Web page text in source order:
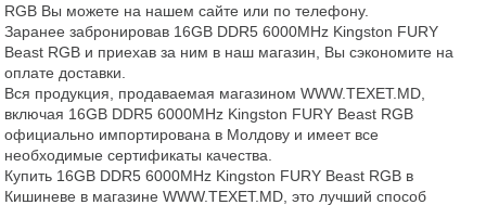
RGB Вы можете на нашем сайте или по телефону.
Заранее забронировав 16GB DDR5 6000MHz Kingston FURY
Beast RGB и приехав за ним в наш магазин, Вы сэкономите на
оплате доставки.
Вся продукция, продаваемая магазином WWW.TEXET.MD,
включая 16GB DDR5 6000MHz Kingston FURY Beast RGB
официально импортирована в Молдову и имеет все
необходимые сертификаты качества.
Купить 16GB DDR5 6000MHz Kingston FURY Beast RGB в
Кишиневе в магазине WWW.TEXET.MD, это лучший способ